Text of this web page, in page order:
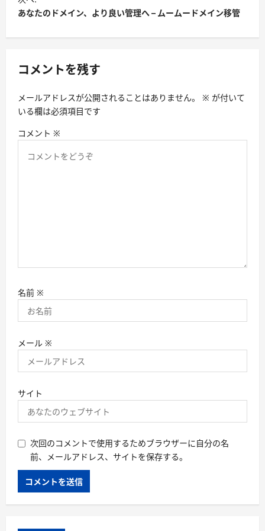
ビ
シ
ン
あなたのドメイン、より良い管理へ – ムームードメイン移管
コメントを残す
メールアドレスが公開されることはありません。 ※ が付いて
いる欄は必須項目です
コメント ※
名前 ※
メール ※
サイト
次回のコメントで使用するためブラウザーに自分の名
前、メールアドレス、サイトを保存する。